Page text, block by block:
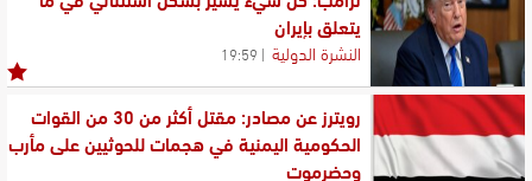
يتعلق بإيران
النشرة الدولية 19:59
رويترز عن مصادر: مقتل أكثر من 30 من القوات
الحكومية اليمنية في هجمات للحوثيين على مأرب
وحضرموت